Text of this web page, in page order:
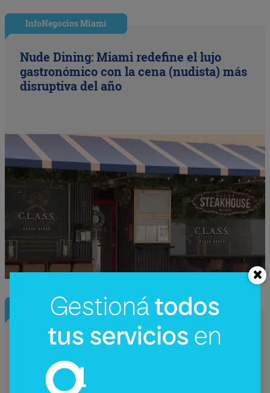
InfoNegocios Miami
Nude Dining: Miami redefine el lujo
gastronómico con la cena (nudista) más
disruptiva del año
InfoConstrucción
¿Una nueva hidroeléctrica binacional?
Corpus Christi (un proyecto de US$
4.200 millones)